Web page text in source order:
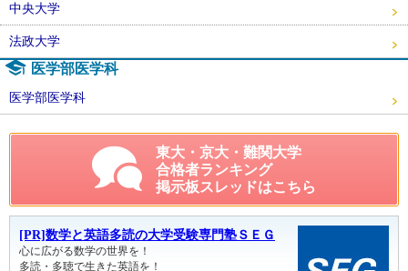
中央大学
法政大学
医学部医学科
医学部医学科
東大・京大・難関大学
合格者ランキング
掲示板スレッドはこちら